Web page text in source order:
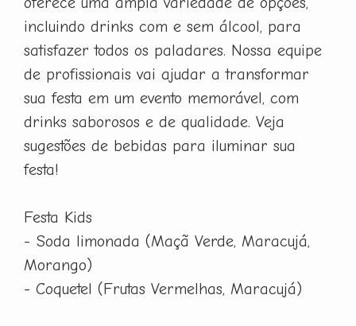
incluindo drinks com e sem álcool, para
satisfazer todos os paladares. Nossa equipe
de profissionais vai ajudar a transformar
sua festa em um evento memorável, com
drinks saborosos e de qualidade. Veja
sugestões de bebidas para iluminar sua
festa!
Festa Kids
- Soda limonada (Maçã Verde, Maracujá,
Morango)
- Coquetel (Frutas Vermelhas, Maracujá)